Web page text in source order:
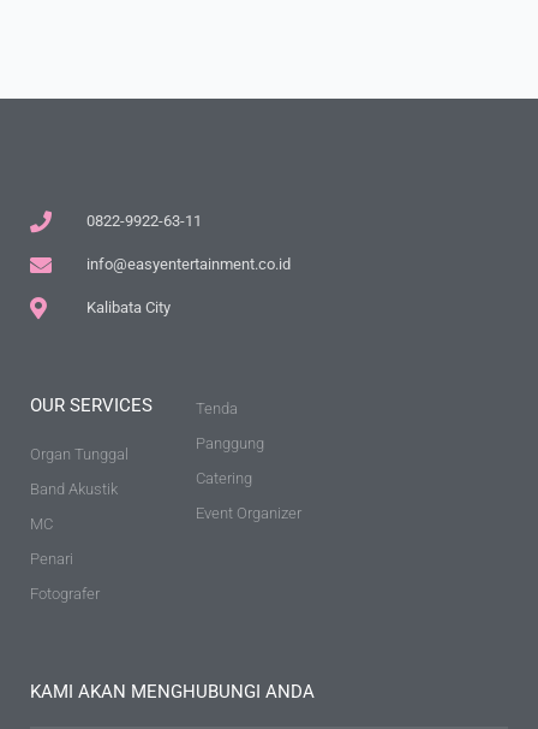
0822-9922-63-11
info@easyentertainment.co.id
Kalibata City
OUR SERVICES
Organ Tunggal
Band Akustik
MC
Penari
Fotografer
Tenda
Panggung
Catering
Event Organizer
KAMI AKAN MENGHUBUNGI ANDA